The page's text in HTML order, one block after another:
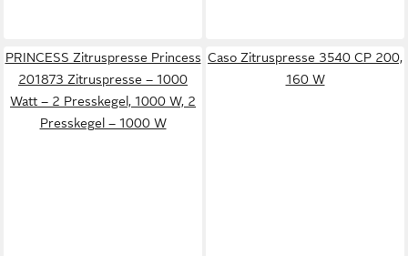
PRINCESS Zitruspresse Princess
201873 Zitruspresse – 1000
Watt – 2 Presskegel, 1000 W, 2
Presskegel – 1000 W
Caso Zitruspresse 3540 CP 200,
160 W